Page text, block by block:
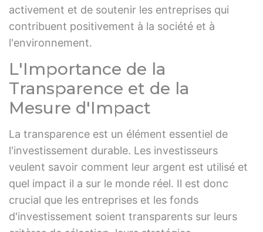
activement et de soutenir les entreprises qui
contribuent positivement à la société et à
l'environnement.
L'Importance de la
Transparence et de la
Mesure d'Impact
La transparence est un élément essentiel de
l'investissement durable. Les investisseurs
veulent savoir comment leur argent est utilisé et
quel impact il a sur le monde réel. Il est donc
crucial que les entreprises et les fonds
d'investissement soient transparents sur leurs